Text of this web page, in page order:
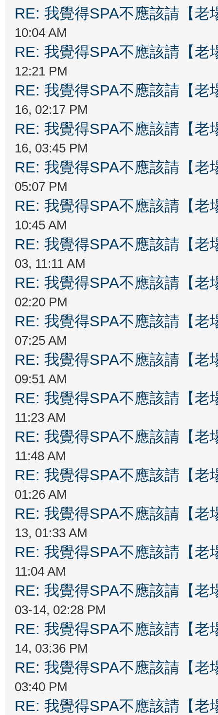
RE: 我覺得SPA不應該請【老
10:04 AM
RE: 我覺得SPA不應該請【老
12:21 PM
RE: 我覺得SPA不應該請【老
16, 02:17 PM
RE: 我覺得SPA不應該請【老
16, 03:45 PM
RE: 我覺得SPA不應該請【老
05:07 PM
RE: 我覺得SPA不應該請【老
10:45 AM
RE: 我覺得SPA不應該請【老
03, 11:11 AM
RE: 我覺得SPA不應該請【老
02:20 PM
RE: 我覺得SPA不應該請【老
07:25 AM
RE: 我覺得SPA不應該請【老
09:51 AM
RE: 我覺得SPA不應該請【老
11:23 AM
RE: 我覺得SPA不應該請【老
11:48 AM
RE: 我覺得SPA不應該請【老
01:26 AM
RE: 我覺得SPA不應該請【老
13, 01:33 AM
RE: 我覺得SPA不應該請【老
11:04 AM
RE: 我覺得SPA不應該請【老
03-14, 02:28 PM
RE: 我覺得SPA不應該請【老
14, 03:36 PM
RE: 我覺得SPA不應該請【老
03:40 PM
RE: 我覺得SPA不應該請【老